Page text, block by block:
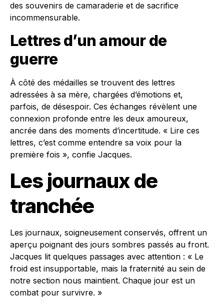
des souvenirs de camaraderie et de sacrifice
incommensurable.
Lettres d’un amour de
guerre
À côté des médailles se trouvent des lettres
adressées à sa mère, chargées d’émotions et,
parfois, de désespoir. Ces échanges révèlent une
connexion profonde entre les deux amoureux,
ancrée dans des moments d’incertitude. « Lire ces
lettres, c’est comme entendre sa voix pour la
première fois », confie Jacques.
Les journaux de
tranchée
Les journaux, soigneusement conservés, offrent un
aperçu poignant des jours sombres passés au front.
Jacques lit quelques passages avec attention : « Le
froid est insupportable, mais la fraternité au sein de
notre section nous maintient. Chaque jour est un
combat pour survivre. »